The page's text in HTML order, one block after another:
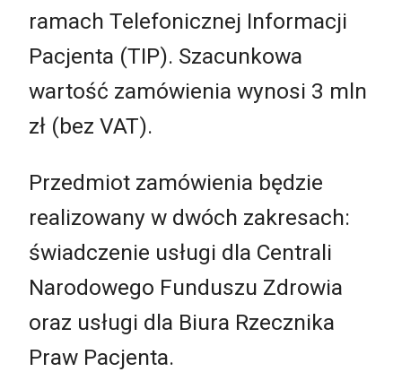
ramach Telefonicznej Informacji
Pacjenta (TIP). Szacunkowa
wartość zamówienia wynosi 3 mln
zł (bez VAT).
Przedmiot zamówienia będzie
realizowany w dwóch zakresach:
świadczenie usługi dla Centrali
Narodowego Funduszu Zdrowia
oraz usługi dla Biura Rzecznika
Praw Pacjenta.